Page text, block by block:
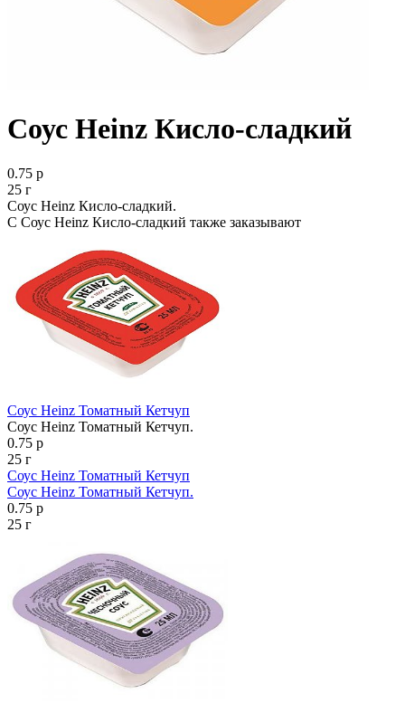
Соус Heinz Кисло-сладкий
0.75 р
25 г
Соус Heinz Кисло-сладкий.
С Соус Heinz Кисло-сладкий также заказывают
Соус Heinz Томатный Кетчуп
Соус Heinz Томатный Кетчуп.
0.75 р
25 г
Соус Heinz Томатный Кетчуп
Соус Heinz Томатный Кетчуп.
0.75 р
25 г